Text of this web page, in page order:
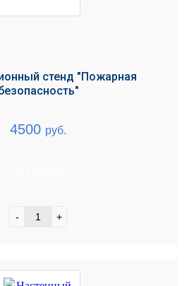
стенд "Пожарная
4500 руб.
- +